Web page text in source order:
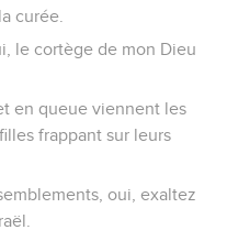
curée.
le cortège de mon Dieu
en queue viennent les
frappant sur leurs
oui, exaltez